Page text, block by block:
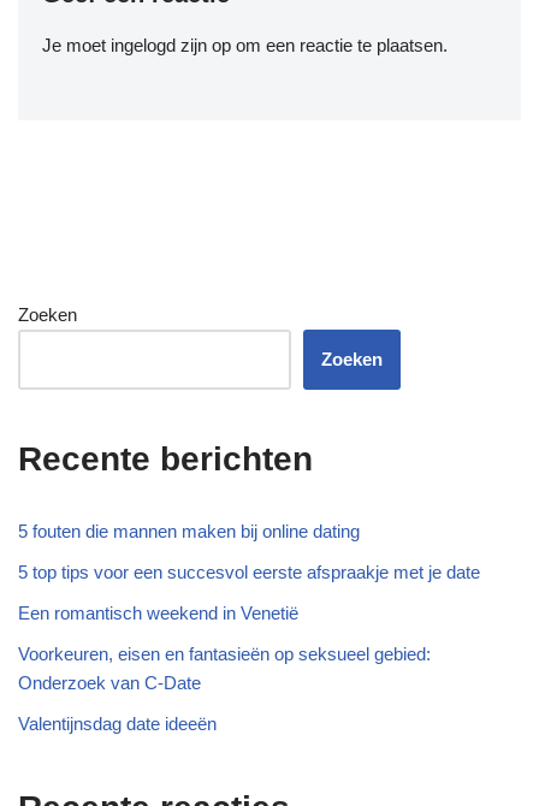
Je moet ingelogd zijn op om een reactie te plaatsen.
Zoeken
Zoeken
Recente berichten
5 fouten die mannen maken bij online dating
5 top tips voor een succesvol eerste afspraakje met je date
Een romantisch weekend in Venetië
Voorkeuren, eisen en fantasieën op seksueel gebied:
Onderzoek van C-Date
Valentijnsdag date ideeën